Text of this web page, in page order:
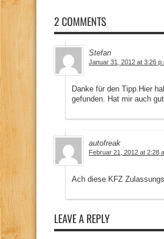
2 COMMENTS
Stefan
Januar 31, 2012 at 3:26
Danke für den Tipp.Hier
gefunden. Hat mir auch
autofreak
Februar 21, 2012 at 2:28
Ach diese KFZ
LEAVE A REPLY